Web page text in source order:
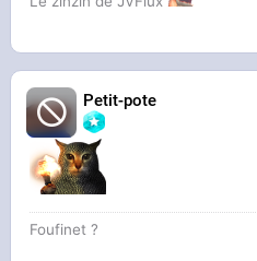
Petit-pote
Foufinet ?